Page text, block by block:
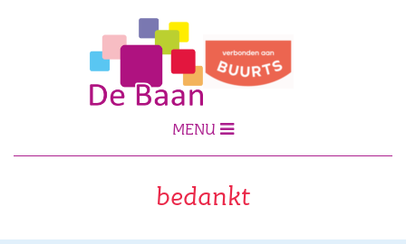
MENU
bedankt